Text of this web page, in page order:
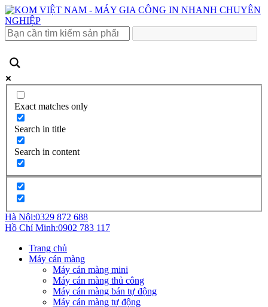
Exact matches only
Search in title
Search in content
Hà Nội:0329 872 688
Hồ Chí Minh:0902 783 117
Trang chủ
Máy cán màng
Máy cán màng mini
Máy cán màng thủ công
Máy cán màng bán tự động
Máy cán màng tự động